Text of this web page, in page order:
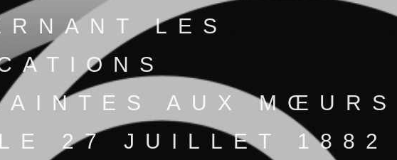
LES
AUX MŒURS
27 JUILLET 1882